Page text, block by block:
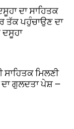
ਦਾ ਸਾਹਿਤਕ
ਤੱਕ ਪਹੁੰਚਾਉਣ ਦਾ
ਸਾਹਿਤਕ ਮਿਲਣੀ
ਦਾ ਗੁਲਦਤਾ ਪੇਸ਼ —